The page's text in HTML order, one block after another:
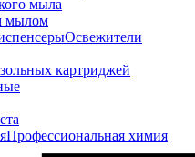
мыла
мылом
Освежители
картриджей
Профессиональная химия